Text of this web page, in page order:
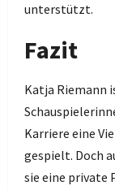
unterstützt.
Fazit
Katja Riemann
Karriere eine
gespielt. Doch
sie eine private